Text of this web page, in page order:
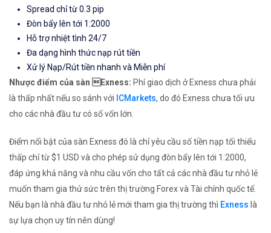
Spread chỉ từ 0.3 pip
Đòn bẩy lên tới 1:2000
Hỗ trợ nhiệt tình 24/7
Đa dạng hình thức nạp rút tiền
Xử lý Nạp/Rút tiền nhanh và Miễn phí
Nhược điểm của sàn Exness: Phí giao dịch ở Exness chưa phải
là thấp nhất nếu so sánh với ICMarkets, do đó Exness chưa tối ưu
cho các nhà đầu tư có số vốn lớn.
Điểm nổi bật của sàn Exness đó là chỉ yêu cầu số tiền nạp tối thiểu
thấp chỉ từ $1 USD và cho phép sử dụng đòn bẩy lên tới 1:2000,
đáp ứng khả năng và nhu cầu vốn cho tất cả các nhà đầu tư nhỏ lẻ
muốn tham gia thử sức trên thị trường Forex và Tài chính quốc tế.
Nếu bạn là nhà đầu tư nhỏ lẻ mới tham gia thị trường thì Exness là
sự lựa chọn uy tín nên dùng!